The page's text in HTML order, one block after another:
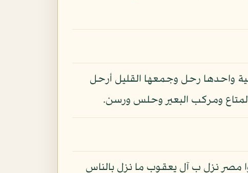
واحدها رحل وجمعها القليل أرحل
ومركب البعير وحلس ورسن.
نزل ب آل يعقوب ما نزل بالناس